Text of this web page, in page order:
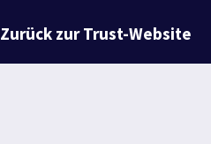
Zurück zur Trust-Website